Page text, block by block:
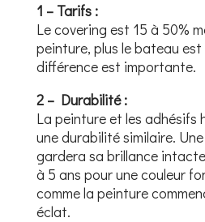
1 – Tarifs :
Le covering est 15 à 50%
peinture, plus le bateau est
différence est importante.
2 – Durabilité :
La peinture et les adhésifs
une durabilité similaire.
gardera sa brillance
à 5 ans pour une couleur
comme la peinture
éclat.